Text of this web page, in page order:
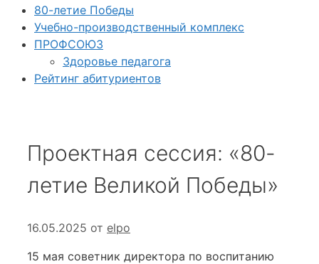
80-летие Победы
Учебно-производственный комплекс
ПРОФСОЮЗ
Здоровье педагога
Рейтинг абитуриентов
Проектная сессия: «80-
летие Великой Победы»
16.05.2025 от elpo
15 мая советник директора по воспитанию